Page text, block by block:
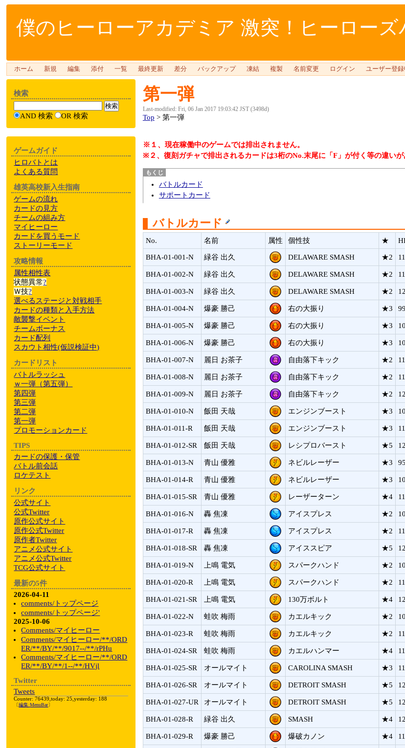
僕のヒーローアカデミア 激突！ヒーローズ
ホーム 新規 編集 添付 一覧 最終更新 差分 バックアップ 凍結 複製 名前変更 ログイン ユーザー登
第一弾
Last-modified: Fri, 06 Jan 2017 19:03:42 JST (3498d)
Top > 第一弾
※１、現在稼働中のゲームでは排出されません。
※２、復刻ガチャで排出されるカードは3桁のNo.末尾に「F」が付く等の違いが
バトルカード
サポートカード
バトルカード
No. 名前 属性 個性技 ★
BHA-01-001-N 緑谷 出久 DELAWARE SMASH ★2
BHA-01-002-N 緑谷 出久 DELAWARE SMASH ★2
BHA-01-003-N 緑谷 出久 DELAWARE SMASH ★2
BHA-01-004-N 爆豪 勝己 右の大振り ★3
BHA-01-005-N 爆豪 勝己 右の大振り ★3
BHA-01-006-N 爆豪 勝己 右の大振り ★3
BHA-01-007-N 麗日 お茶子 自由落下キック ★2
BHA-01-008-N 麗日 お茶子 自由落下キック ★2
BHA-01-009-N 麗日 お茶子 自由落下キック ★2
BHA-01-010-N 飯田 天哉 エンジンブースト ★3
BHA-01-011-R 飯田 天哉 エンジンブースト ★3
BHA-01-012-SR 飯田 天哉 レシプロバースト ★5
BHA-01-013-N 青山 優雅 ネビルレーザー ★3
BHA-01-014-R 青山 優雅 ネビルレーザー ★3
BHA-01-015-SR 青山 優雅 レーザーターン ★4
BHA-01-016-N 轟 焦凍 アイスプレス ★2
BHA-01-017-R 轟 焦凍 アイスプレス ★2
BHA-01-018-SR 轟 焦凍 アイススピア ★5
BHA-01-019-N 上鳴 電気 スパークハンド ★2
BHA-01-020-R 上鳴 電気 スパークハンド ★2
BHA-01-021-SR 上鳴 電気 130万ボルト ★4
BHA-01-022-N 蛙吹 梅雨 カエルキック ★2
BHA-01-023-R 蛙吹 梅雨 カエルキック ★2
BHA-01-024-SR 蛙吹 梅雨 カエルハンマー ★4
BHA-01-025-SR オールマイト CAROLINA SMASH ★3
BHA-01-026-SR オールマイト DETROIT SMASH ★5
BHA-01-027-UR オールマイト DETROIT SMASH ★5
BHA-01-028-R 緑谷 出久 SMASH ★4
BHA-01-029-R 爆豪 勝己 爆破カノン ★4
検索
AND 検索 OR 検索
ゲームガイド
ヒロバトとは
よくある質問
雄英高校新入生指南
ゲームの流れ
カードの見方
チームの組み方
マイヒーロー
カードを買うモード
ストーリーモード
攻略情報
属性相性表
状態異常?
Ｗ技?
選べるステージと対戦相手
カードの種類と入手方法
敵襲撃イベント
チームボーナス
カード配列
スカウト相性(仮説検証中)
カードリスト
バトルラッシュ
ｗ一弾（第五弾）
第四弾
第三弾
第二弾
第一弾
プロモーションカード
TIPS
カードの保護・保管
バトル前会話
ロケテスト
リンク
公式サイト
公式Twitter
原作公式サイト
原作公式Twitter
原作者Twitter
アニメ公式サイト
アニメ公式Twitter
TCG公式サイト
最新の5件
2026-04-11
comments/トップページ
comments/トップページ'
2025-10-06
Comments/マイヒーロー
Comments/マイヒーロー/**/ORD
ER/**/BY/**/9017--/**/rPHu
Comments/マイヒーロー/**/ORD
ER/**/BY/**/1--/**/HVjl
Twitter
Tweets
Counter: 76439,today: 25,yesterday: 188
〔編集:MenuBar〕